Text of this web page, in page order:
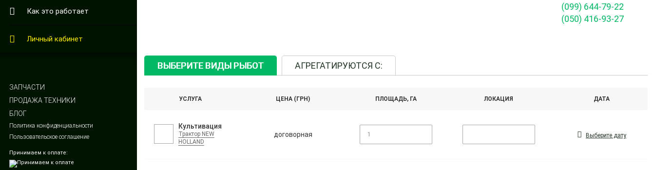
Как это работает
Личный кабинет
ЗАПЧАСТИ
ПРОДАЖА ТЕХНИКИ
БЛОГ
Политика конфиденциальности
Пользовательское соглашение
Принимаем к оплате:
(099) 644-79-22
(050) 416-93-27
ВЫБЕРИТЕ ВИДЫ РЫБОТ АГРЕГАТИРУЮТСЯ С:
УСЛУГА ЦЕНА (ГРН) ПЛОЩАДЬ, ГА ЛОКАЦИЯ ДАТА
Культивация
Трактор NEW
HOLLAND
договорная Выберите дату